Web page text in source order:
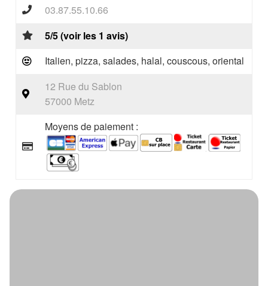
03.87.55.10.66
5/5 (voir les 1 avis)
Italien, pizza, salades, halal, couscous, oriental
12 Rue du Sablon
57000 Metz
Moyens de paiement :